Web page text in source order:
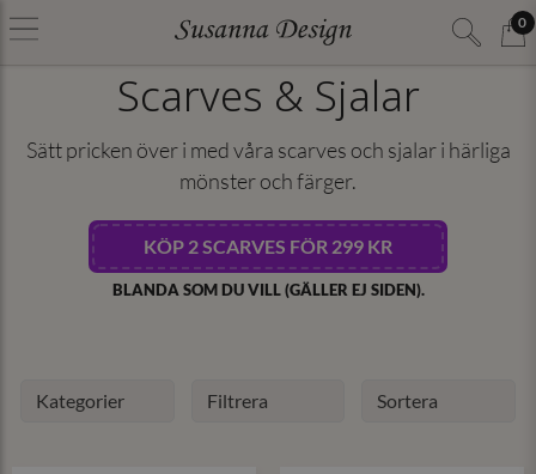
0
Scarves & Sjalar
Sätt pricken över i med våra scarves och sjalar i härliga
mönster och färger.
KÖP 2 SCARVES FÖR 299 KR
BLANDA SOM DU VILL (GÄLLER EJ SIDEN).
Kategorier Filtrera Sortera